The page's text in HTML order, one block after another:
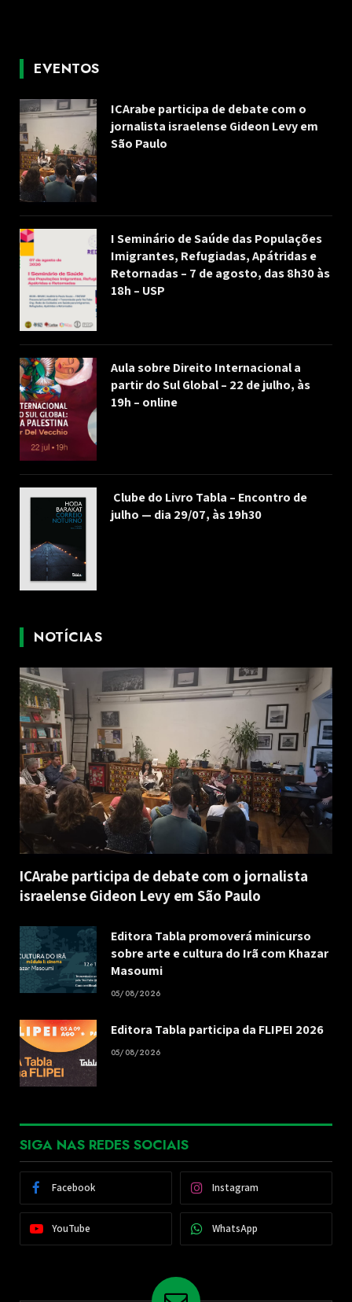
EVENTOS
ICArabe participa de debate com o
jornalista israelense Gideon Levy em
São Paulo
I Seminário de Saúde das Populações
Imigrantes, Refugiadas, Apátridas e
Retornadas – 7 de agosto, das 8h30 às
18h – USP
Aula sobre Direito Internacional a
partir do Sul Global – 22 de julho, às
19h – online
Clube do Livro Tabla – Encontro de
julho — dia 29/07, às 19h30
NOTÍCIAS
ICArabe participa de debate com o jornalista
israelense Gideon Levy em São Paulo
Editora Tabla promoverá minicurso
sobre arte e cultura do Irã com Khazar
Masoumi
05/08/2026
Editora Tabla participa da FLIPEI 2026
05/08/2026
SIGA NAS REDES SOCIAIS
Facebook Instagram
YouTube WhatsApp